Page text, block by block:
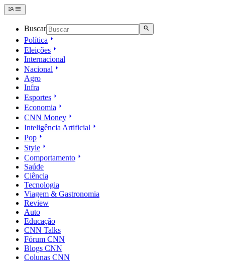
Buscar
Política
Eleições
Internacional
Nacional
Agro
Infra
Esportes
Economia
CNN Money
Inteligência Artificial
Pop
Style
Comportamento
Saúde
Ciência
Tecnologia
Viagem & Gastronomia
Review
Auto
Educação
CNN Talks
Fórum CNN
Blogs CNN
Colunas CNN